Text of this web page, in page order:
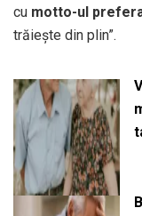
cu motto-ul
trăiește din plin”.